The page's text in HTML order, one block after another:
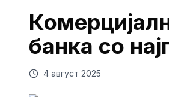
банка со
4 август 2025